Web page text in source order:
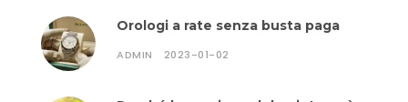
Orologi a rate senza busta paga
ADMIN 2023-01-02